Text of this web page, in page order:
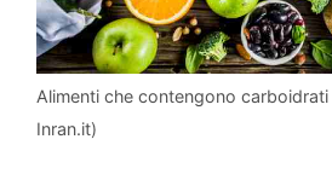
Alimenti che contengono carboidrati
Inran.it)